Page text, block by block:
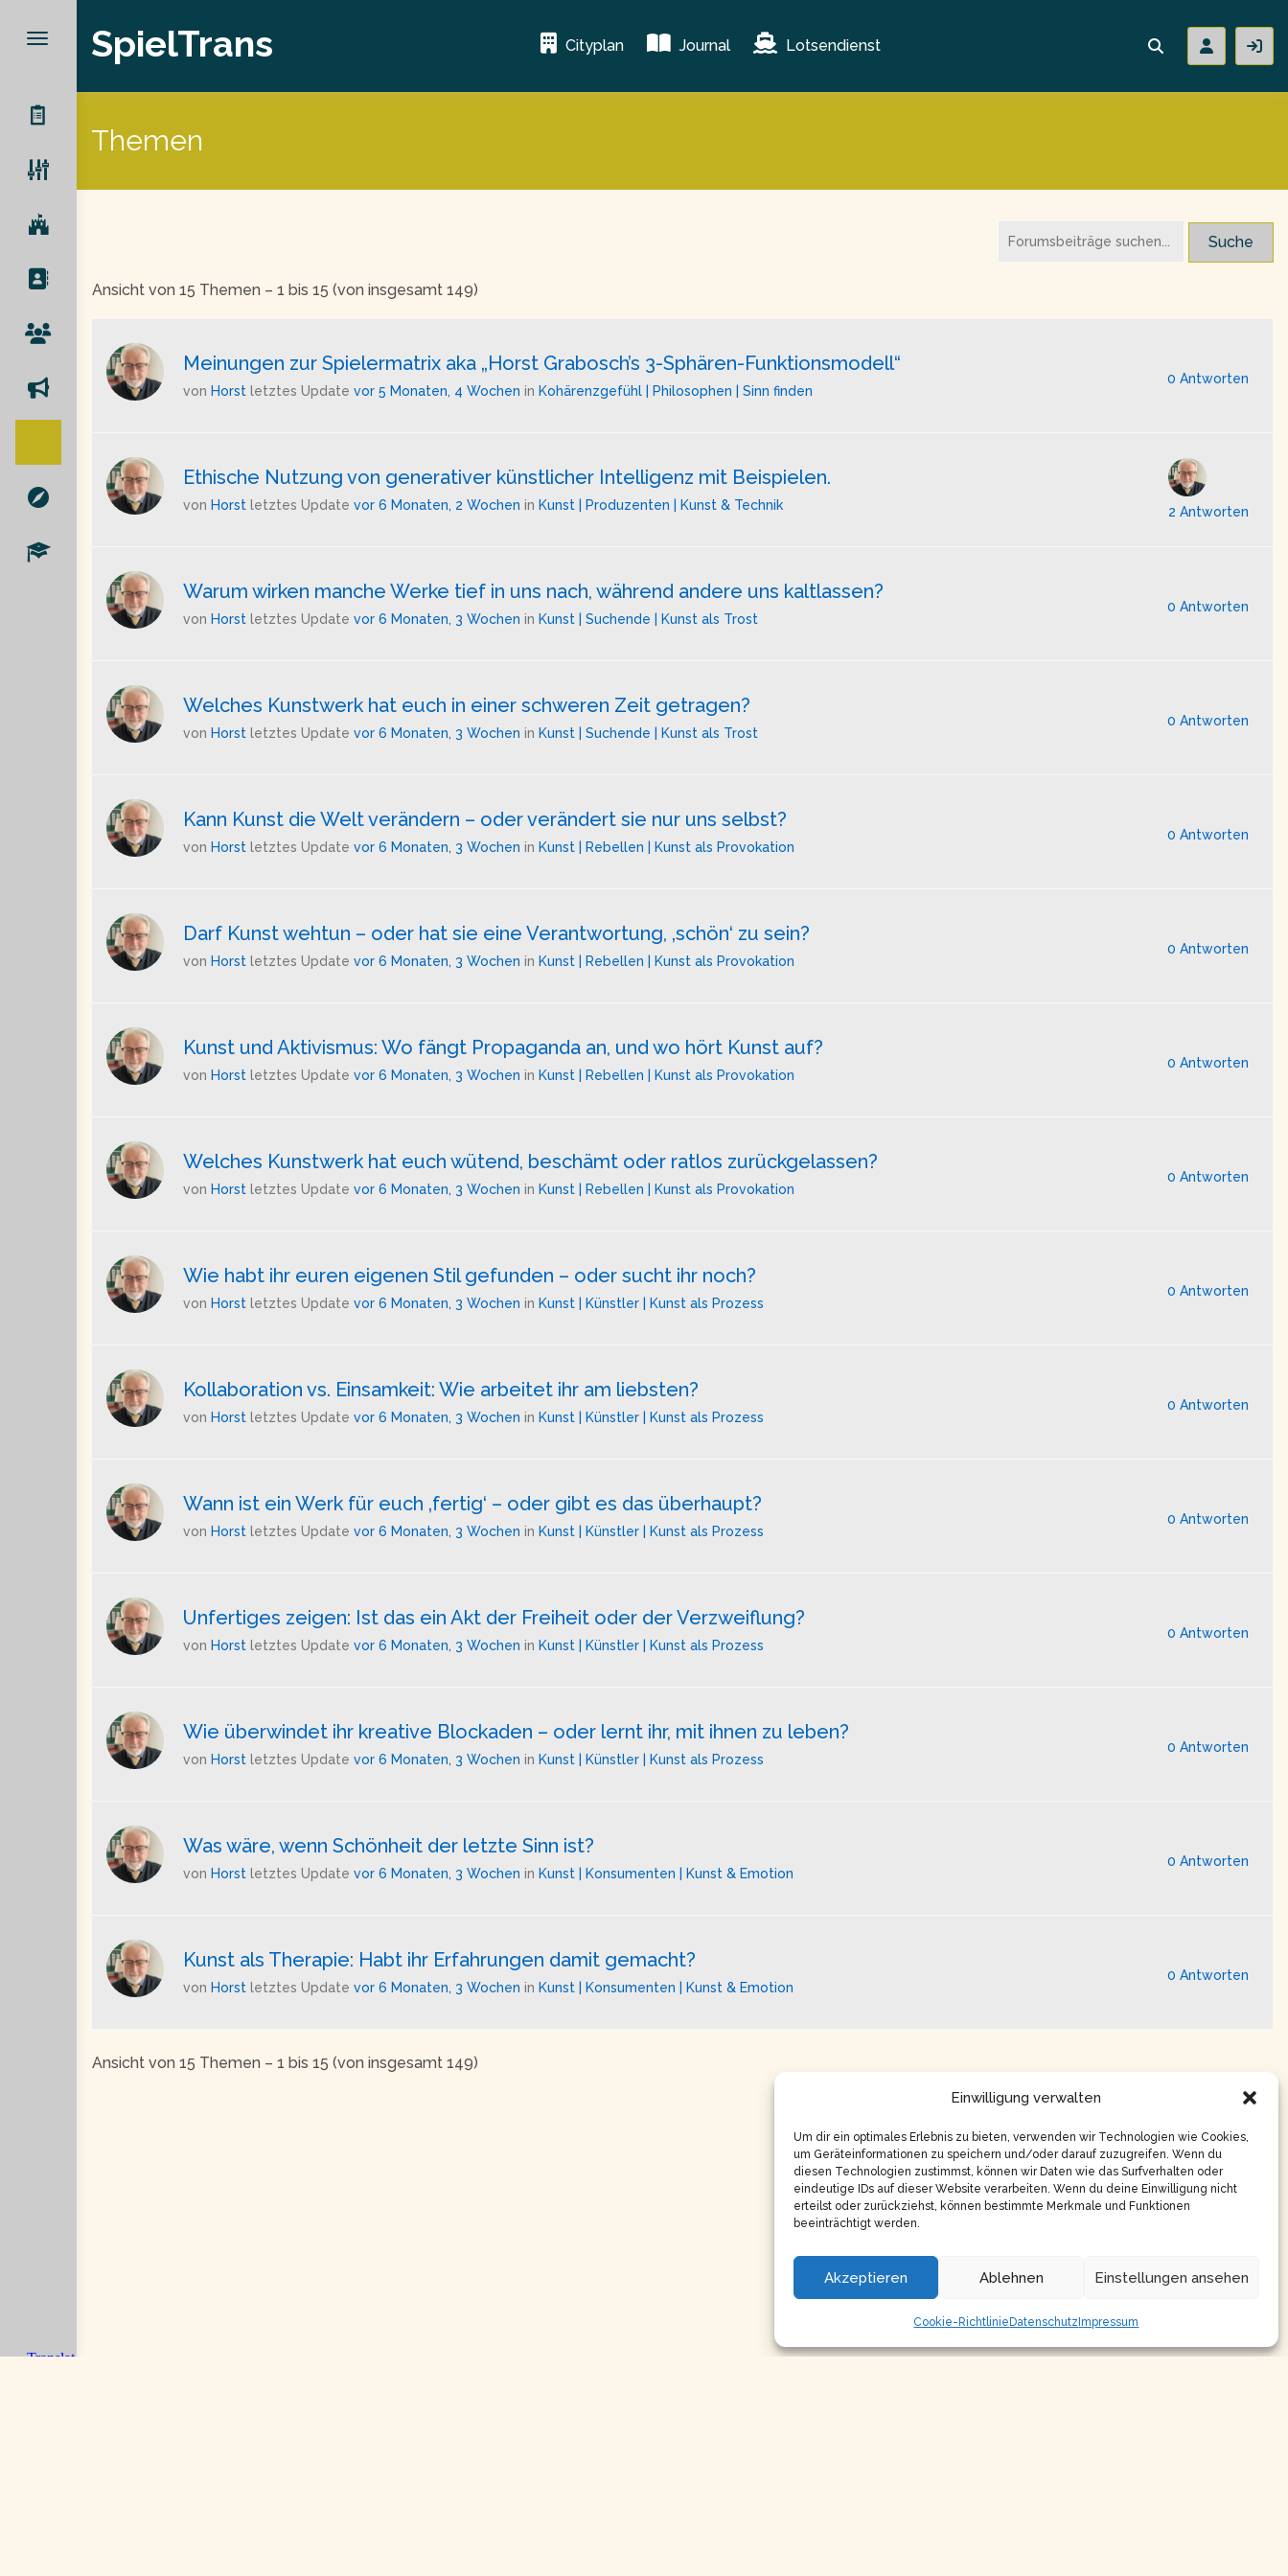
Einwilligung verwalten
Um dir ein optimales Erlebnis zu bieten, verwenden wir Technologien wie Cookies,
um Geräteinformationen zu speichern und/oder darauf zuzugreifen. Wenn du
diesen Technologien zustimmst, können wir Daten wie das Surfverhalten oder
eindeutige IDs auf dieser Website verarbeiten. Wenn du deine Einwilligung nicht
erteilst oder zurückziehst, können bestimmte Merkmale und Funktionen
beeinträchtigt werden.
Akzeptieren Ablehnen Einstellungen ansehen
Cookie-Richtlinie Datenschutz Impressum
SpielTrans Cityplan Journal Lotsendienst
Themen
Ansicht von 15 Themen – 1 bis 15 (von insgesamt 149)
Meinungen zur Spielermatrix aka „Horst Grabosch’s 3-Sphären-Funktionsmodell“
von Horst letztes Update vor 5 Monaten, 4 Wochen in Kohärenzgefühl | Philosophen | Sinn finden
0 Antworten
Ethische Nutzung von generativer künstlicher Intelligenz mit Beispielen.
von Horst letztes Update vor 6 Monaten, 2 Wochen in Kunst | Produzenten | Kunst & Technik 2 Antworten
Warum wirken manche Werke tief in uns nach, während andere uns kaltlassen?
von Horst letztes Update vor 6 Monaten, 3 Wochen in Kunst | Suchende | Kunst als Trost
0 Antworten
Welches Kunstwerk hat euch in einer schweren Zeit getragen?
von Horst letztes Update vor 6 Monaten, 3 Wochen in Kunst | Suchende | Kunst als Trost
0 Antworten
Kann Kunst die Welt verändern – oder verändert sie nur uns selbst?
von Horst letztes Update vor 6 Monaten, 3 Wochen in Kunst | Rebellen | Kunst als Provokation
0 Antworten
Darf Kunst wehtun – oder hat sie eine Verantwortung, ‚schön‘ zu sein?
von Horst letztes Update vor 6 Monaten, 3 Wochen in Kunst | Rebellen | Kunst als Provokation
0 Antworten
Kunst und Aktivismus: Wo fängt Propaganda an, und wo hört Kunst auf?
von Horst letztes Update vor 6 Monaten, 3 Wochen in Kunst | Rebellen | Kunst als Provokation
0 Antworten
Welches Kunstwerk hat euch wütend, beschämt oder ratlos zurückgelassen?
von Horst letztes Update vor 6 Monaten, 3 Wochen in Kunst | Rebellen | Kunst als Provokation
0 Antworten
Wie habt ihr euren eigenen Stil gefunden – oder sucht ihr noch?
von Horst letztes Update vor 6 Monaten, 3 Wochen in Kunst | Künstler | Kunst als Prozess
0 Antworten
Kollaboration vs. Einsamkeit: Wie arbeitet ihr am liebsten?
von Horst letztes Update vor 6 Monaten, 3 Wochen in Kunst | Künstler | Kunst als Prozess
0 Antworten
Wann ist ein Werk für euch ‚fertig‘ – oder gibt es das überhaupt?
von Horst letztes Update vor 6 Monaten, 3 Wochen in Kunst | Künstler | Kunst als Prozess
0 Antworten
Unfertiges zeigen: Ist das ein Akt der Freiheit oder der Verzweiflung?
von Horst letztes Update vor 6 Monaten, 3 Wochen in Kunst | Künstler | Kunst als Prozess
0 Antworten
Wie überwindet ihr kreative Blockaden – oder lernt ihr, mit ihnen zu leben?
von Horst letztes Update vor 6 Monaten, 3 Wochen in Kunst | Künstler | Kunst als Prozess
0 Antworten
Was wäre, wenn Schönheit der letzte Sinn ist?
von Horst letztes Update vor 6 Monaten, 3 Wochen in Kunst | Konsumenten | Kunst & Emotion
0 Antworten
Kunst als Therapie: Habt ihr Erfahrungen damit gemacht?
von Horst letztes Update vor 6 Monaten, 3 Wochen in Kunst | Konsumenten | Kunst & Emotion
0 Antworten
Ansicht von 15 Themen – 1 bis 15 (von insgesamt 149)